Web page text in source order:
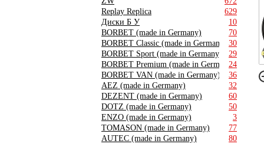
Replay Replica
629
Диски Б У
10
BORBET (made in Germany)
70
BORBET Classic (made in Germany)
30
BORBET Sport (made in Germany)
29
BORBET Premium (made in Germany)
24
BORBET VAN (made in Germany)
36
AEZ (made in Germany)
32
DEZENT (made in Germany)
60
DOTZ (made in Germany)
50
ENZO (made in Germany)
3
TOMASON (made in Germany)
77
AUTEC (made in Germany)
80